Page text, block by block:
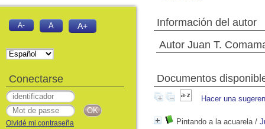
Información del autor
Autor Juan T.
Documentos
Hacer una
Pintando a la acuarela/
A- A A+
Conectarse
Olvidé mi contraseña